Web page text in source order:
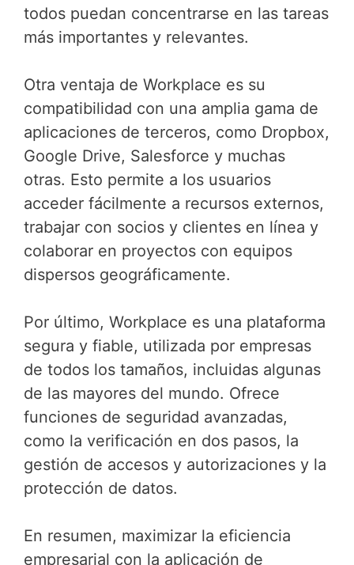
todos puedan concentrarse en las tareas
más importantes y relevantes.
Otra ventaja de Workplace es su
compatibilidad con una amplia gama de
aplicaciones de terceros, como Dropbox,
Google Drive, Salesforce y muchas
otras. Esto permite a los usuarios
acceder fácilmente a recursos externos,
trabajar con socios y clientes en línea y
colaborar en proyectos con equipos
dispersos geográficamente.
Por último, Workplace es una plataforma
segura y fiable, utilizada por empresas
de todos los tamaños, incluidas algunas
de las mayores del mundo. Ofrece
funciones de seguridad avanzadas,
como la verificación en dos pasos, la
gestión de accesos y autorizaciones y la
protección de datos.
En resumen, maximizar la eficiencia
empresarial con la aplicación de